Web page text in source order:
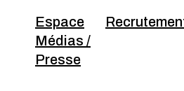
Espace
Médias /
Presse